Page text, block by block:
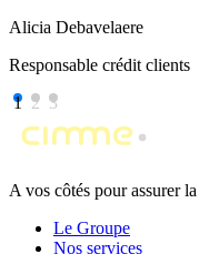
Alicia Debavelaere
Responsable crédit clients
1 2 3
A vos côtés pour assurer
Le Groupe
Nos services